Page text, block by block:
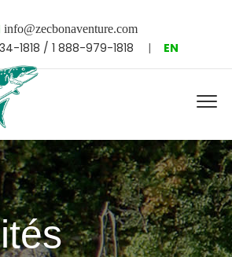
info@zecbonaventure.com
1818 / 1 888-979-1818 | EN